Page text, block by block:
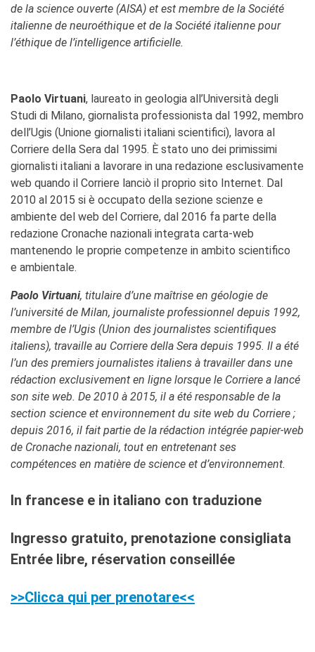
de la science ouverte (AISA) et est membre de la Société
italienne de neuroéthique et de la Société italienne pour
l’éthique de l’intelligence artificielle.
Paolo Virtuani, laureato in geologia all’Università degli
Studi di Milano, giornalista professionista dal 1992, membro
dell’Ugis (Unione giornalisti italiani scientifici), lavora al
Corriere della Sera dal 1995. È stato uno dei primissimi
giornalisti italiani a lavorare in una redazione esclusivamente
web quando il Corriere lanciò il proprio sito Internet. Dal
2010 al 2015 si è occupato della sezione scienze e
ambiente del web del Corriere, dal 2016 fa parte della
redazione Cronache nazionali integrata carta-web
mantenendo le proprie competenze in ambito scientifico
e ambientale.
Paolo Virtuani, titulaire d’une maîtrise en géologie de
l’université de Milan, journaliste professionnel depuis 1992,
membre de l’Ugis (Union des journalistes scientifiques
italiens), travaille au Corriere della Sera depuis 1995. Il a été
l’un des premiers journalistes italiens à travailler dans une
rédaction exclusivement en ligne lorsque le Corriere a lancé
son site web. De 2010 à 2015, il a été responsable de la
section science et environnement du site web du Corriere ;
depuis 2016, il fait partie de la rédaction intégrée papier-web
de Cronache nazionali, tout en entretenant ses
compétences en matière de science et d’environnement.
In francese e in italiano con traduzione
Ingresso gratuito, prenotazione consigliata
Entrée libre, réservation conseillée
>>Clicca qui per prenotare<<